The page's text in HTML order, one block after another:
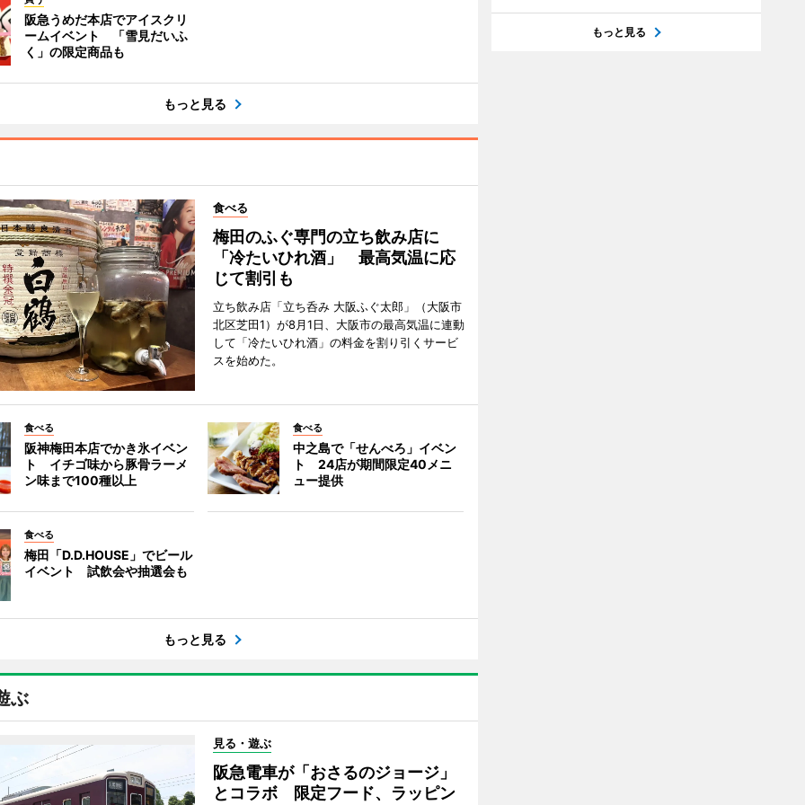
阪急うめだ本店でアイスクリ
ームイベント 「雪見だいふ
く」の限定商品も
もっと見る
食べる
梅田のふぐ専門の立ち飲み店に
「冷たいひれ酒」 最高気温に応
じて割引も
立ち飲み店「立ち呑み 大阪ふぐ太郎」（大阪市
北区芝田1）が8月1日、大阪市の最高気温に連動
して「冷たいひれ酒」の料金を割り引くサービ
スを始めた。
食べる
阪神梅田本店でかき氷イベン
ト イチゴ味から豚骨ラーメ
ン味まで100種以上
食べる
中之島で「せんべろ」イベン
ト 24店が期間限定40メニ
ュー提供
食べる
梅田「D.D.HOUSE」でビール
イベント 試飲会や抽選会も
もっと見る
ぶ
見る・遊ぶ
阪急電車が「おさるのジョージ」
とコラボ 限定フード、ラッピン
もっと見る